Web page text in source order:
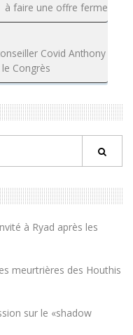
à faire une offre ferme
Covid Anthony
Congrès
à Ryad après les
meurtrières des Houthis
sur le «shadow